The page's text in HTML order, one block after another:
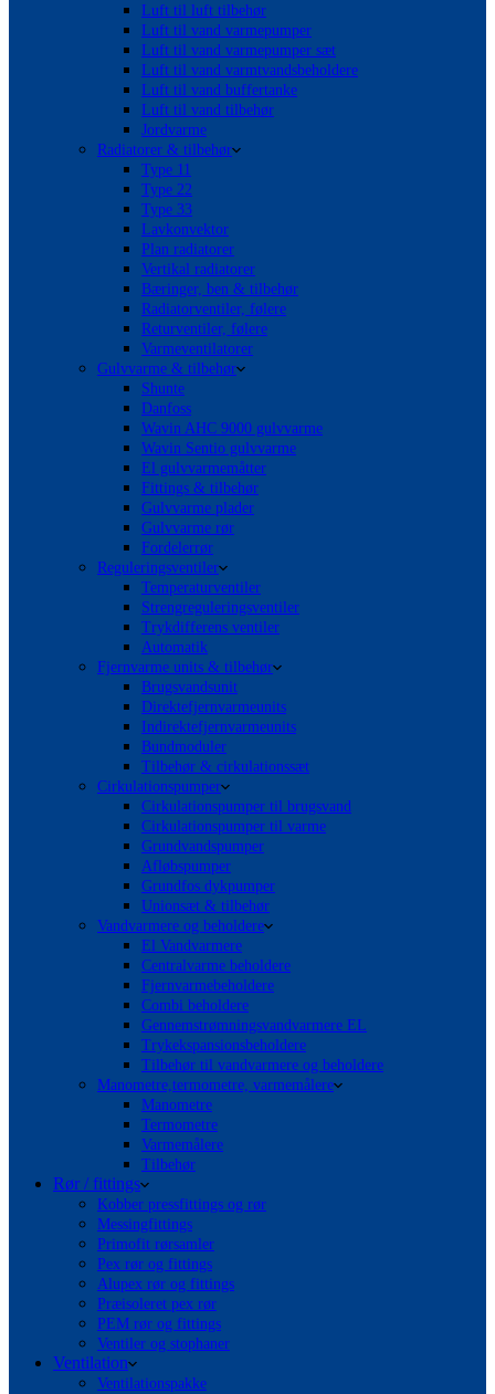
Luft til luft tilbehør
Luft til vand varmepumper
Luft til vand varmepumper sæt
Luft til vand varmtvandsbeholdere
Luft til vand buffertanke
Luft til vand tilbehør
Jordvarme
Radiatorer & tilbehør
Type 11
Type 22
Type 33
Lavkonvektor
Plan radiatorer
Vertikal radiatorer
Bæringer, ben & tilbehør
Radiatorventiler, følere
Returventiler, følere
Varmeventilatorer
Gulvvarme & tilbehør
Shunte
Danfoss
Wavin AHC 9000 gulvvarme
Wavin Sentio gulvvarme
El gulvvarmemåtter
Fittings & tilbehør
Gulvvarme plader
Gulvvarme rør
Fordelerrør
Reguleringsventiler
Temperaturventiler
Strengreguleringsventiler
Trykdifferens ventiler
Automatik
Fjernvarme units & tilbehør
Brugsvandsunit
Direktefjernvarmeunits
Indirektefjernvarmeunits
Bundmoduler
Tilbehør & cirkulationssæt
Cirkulationspumper
Cirkulationspumper til brugsvand
Cirkulationspumper til varme
Grundvandspumper
Afløbspumper
Grundfos dykpumper
Unionsæt & tilbehør
Vandvarmere og beholdere
El Vandvarmere
Centralvarme beholdere
Fjernvarmebeholdere
Combi beholdere
Gennemstrømningsvandvarmere EL
Trykekspansionsbeholdere
Tilbehør til vandvarmere og beholdere
Manometre,termometre, varmemålere
Manometre
Termometre
Varmemålere
Tilbehør
Rør / fittings
Kobber pressfittings og rør
Messingfittings
Primofit rørsamler
Pex rør og fittings
Alupex rør og fittings
Præisoleret pex rør
PEM rør og fittings
Ventiler og stophaner
Ventilation
Ventilationspakke